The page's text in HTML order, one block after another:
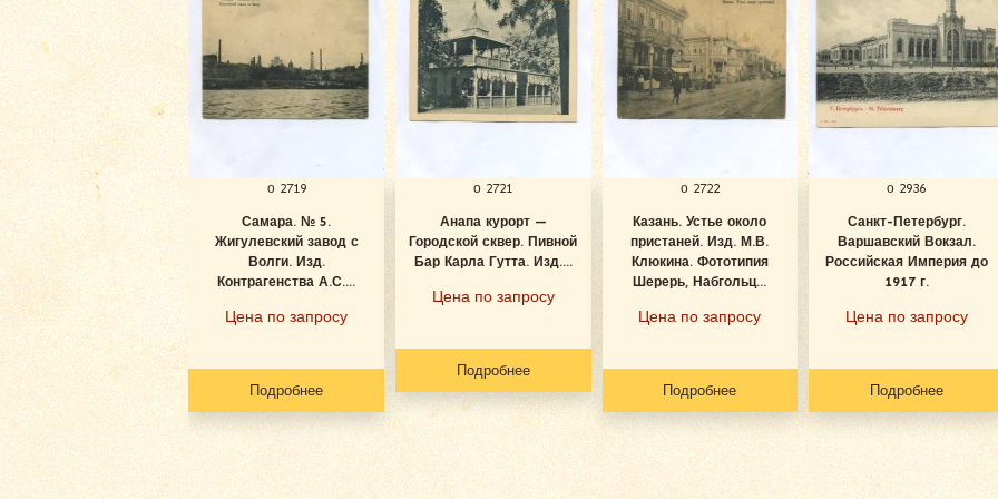
о 2719
Самара. № 5.
Жигулевский завод с
Волги. Изд.
Контрагенства А.С....
Цена по запросу
Подробнее
о 2721
Анапа курорт —
Городской сквер. Пивной
Бар Карла Гутта. Изд....
Цена по запросу
Подробнее
о 2722
Казань. Устье около
пристаней. Изд. М.В.
Клюкина. Фототипия
Шерерь, Набгольц...
Цена по запросу
Подробнее
о 2936
Санкт-Петербург.
Варшавский Вокзал.
Российская Империя до
1917 г.
Цена по запросу
Подробнее